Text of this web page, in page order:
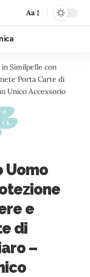
Aa
in Similpelle con
Porta Carte di
Unico Accessorio
Uomo
e
di
–